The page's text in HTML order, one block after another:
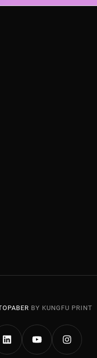
BY KUNGFU PRINT
LINKEDINYOUTUBE